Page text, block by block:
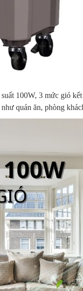
suất 100W, 3 mức gió
quán ăn, phòng
mát
DM103
VNĐ
Máy làm mát
Daikiosan
3,050,000
2,885,000